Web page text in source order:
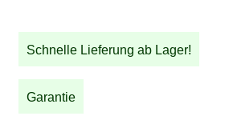
Stift
im
Menge
Schnelle Lieferung ab Lager!
Garantie